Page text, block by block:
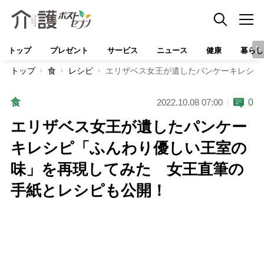
トップ プレゼント サービス ニュース 健康 暮らし
トップ 食 レシピ エリザベス女王が遺したパンケーキレシ
食 2022.10.08 07:00 0
エリザベス女王が遺したパンケー
キレシピ「ふんわり優しい王室の
味」を再現してみた 女王直筆の
手紙とレシピも公開！